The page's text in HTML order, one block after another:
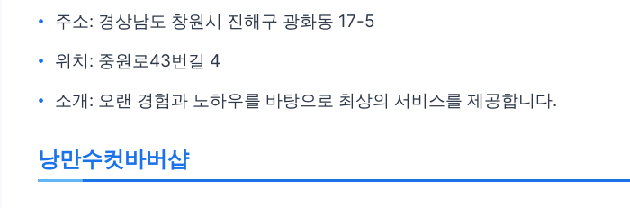
주소: 경상남도 창원시 진해구 광화동 17-5
위치: 중원로43번길 4
소개: 오랜 경험과 노하우를 바탕으로 최상의 서비스를 제공합니다.
낭만수컷바버샵